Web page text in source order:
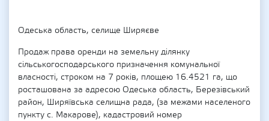
Одеська область, селище Ширяєве
Продаж права оренди на земельну ділянку
сільськогосподарського призначення комунальної
власності, строком на 7 років, площею 16.4521 га, що
росташована за адресою Одеська область, Березівський
район, Ширяївська селищна рада, (за межами населеного
пункту с. Макарове), кадастровий номер